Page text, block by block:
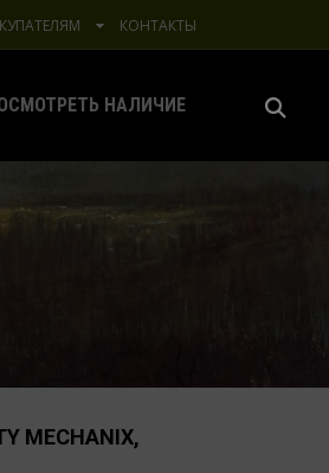
КОНТАКТЫ
НАЛИЧИЕ
MECHANIX,